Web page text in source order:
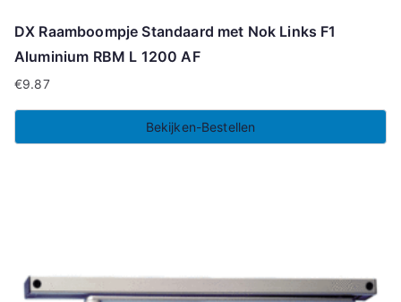
DX Raamboompje Standaard met Nok Links F1
Aluminium RBM L 1200 AF
€9.87
Bekijken-Bestellen